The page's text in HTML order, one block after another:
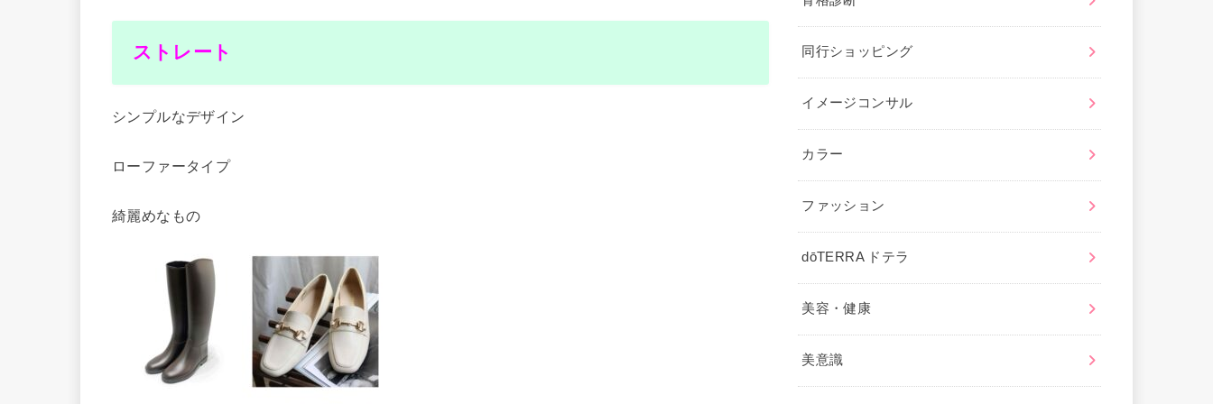
ストレート
シンプルなデザイン
ローファータイプ
綺麗めなもの
同行ショッピング
イメージコンサル
カラー
ファッション
dōTERRA ドテラ
美容・健康
美意識